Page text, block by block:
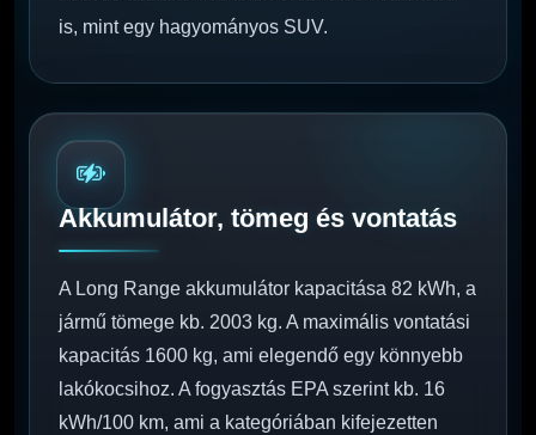
is, mint egy hagyományos SUV.
Akkumulátor, tömeg és vontatás
A Long Range akkumulátor kapacitása 82 kWh, a
jármű tömege kb. 2003 kg. A maximális vontatási
kapacitás 1600 kg, ami elegendő egy könnyebb
lakókocsihoz. A fogyasztás EPA szerint kb. 16
kWh/100 km, ami a kategóriában kifejezetten